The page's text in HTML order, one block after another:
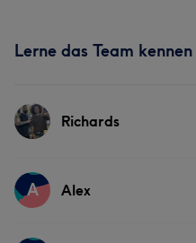
Lerne das Team kennen
Richards
Services
A Alex